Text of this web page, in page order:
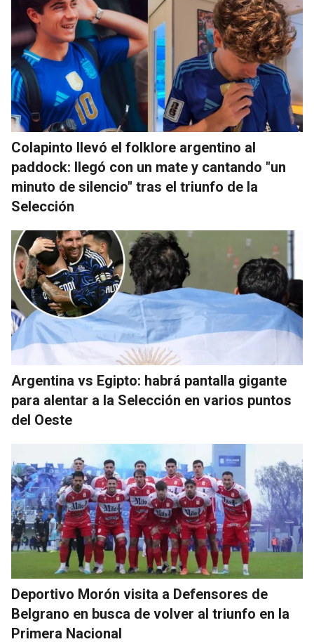
Colapinto llevó el folklore argentino al
paddock: llegó con un mate y cantando "un
minuto de silencio" tras el triunfo de la
Selección
Argentina vs Egipto: habrá pantalla gigante
para alentar a la Selección en varios puntos
del Oeste
Deportivo Morón visita a Defensores de
Belgrano en busca de volver al triunfo en la
Primera Nacional